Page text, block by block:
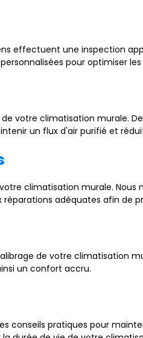
effectuent une inspection
pour optimiser
votre climatisation murale.
un flux d'air purifié et
climatisation murale. Nous
adéquates afin de
de votre climatisation
un confort accru.
conseils pratiques pour